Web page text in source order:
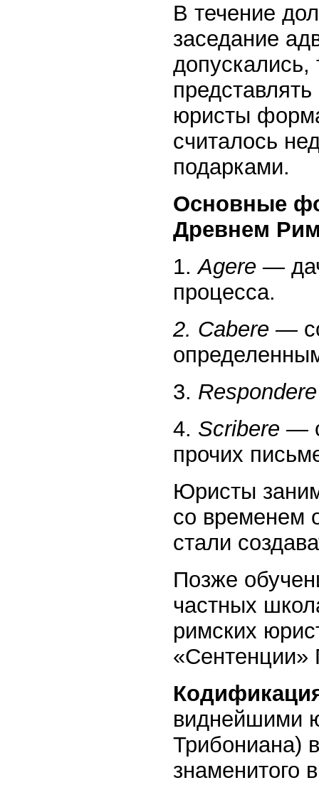
В течение
заседание
юристы
считалось
подарками.
Основные
Древнем
1.Agere —
процесса.
2. Cabere —
3.
4. Scribere —
прочих
Юристы
со временем
стали
Позже
частных
римских
«Сентенции»
виднейшими
Трибониана)
знаменитого